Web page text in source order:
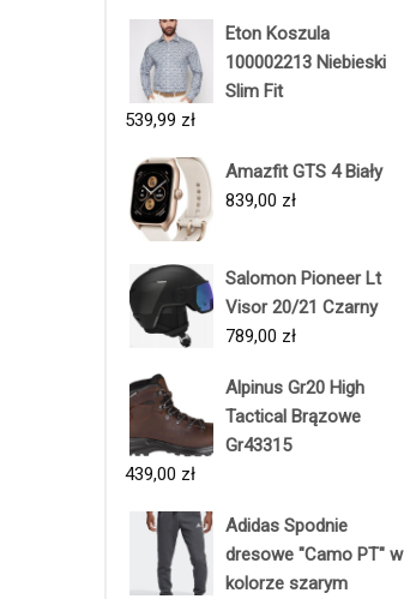
Eton Koszula
100002213 Niebieski
Slim Fit
539,99 zł
Amazfit GTS 4 Biały
839,00 zł
Salomon Pioneer Lt
Visor 20/21 Czarny
789,00 zł
Alpinus Gr20 High
Tactical Brązowe
Gr43315
439,00 zł
Adidas Spodnie
dresowe "Camo PT" w
kolorze szarym